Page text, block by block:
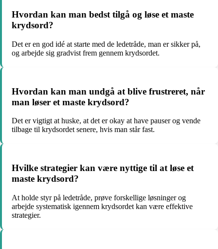
Hvordan kan man bedst tilgå og løse et maste
krydsord?
Det er en god idé at starte med de ledetråde, man er sikker på,
og arbejde sig gradvist frem gennem krydsordet.
Hvordan kan man undgå at blive frustreret, når
man løser et maste krydsord?
Det er vigtigt at huske, at det er okay at have pauser og vende
tilbage til krydsordet senere, hvis man står fast.
Hvilke strategier kan være nyttige til at løse et
maste krydsord?
At holde styr på ledetråde, prøve forskellige løsninger og
arbejde systematisk igennem krydsordet kan være effektive
strategier.